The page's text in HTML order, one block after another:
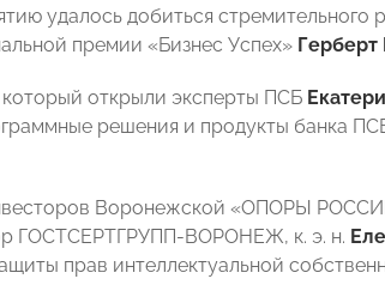
удалось добиться стремительного
премии «Бизнес Успех» Герберт
открыли эксперты ПСБ
решения и продукты банка
Воронежской «ОПОРЫ
ГОСТСЕРТГРУПП-ВОРОНЕЖ, к. э. н.
прав интеллектуальной